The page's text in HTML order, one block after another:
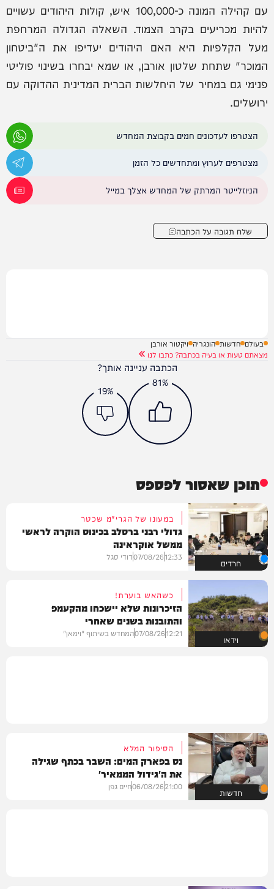
עם קהילה המונה כ-100,000 איש, קולות היהודים עשויים
להיות מכריעים בקרב הצמוד. השאלה הגדולה המרחפת
מעל הקלפיות היא האם היהודים יעדיפו את ה"ביטחון
המוכר" שתחת שלטון אורבן, או שמא יבחרו בשינוי פוליטי
פנימי גם במחיר של היחלשות הברית המדינית ההדוקה עם
ירושלים.
הצטרפו לעדכונים חמים בקבוצת המחדש
מצטרפים לערוץ ומתחדשים כל הזמן
הניוזלייטר המרתק של המחדש אצלך במייל
שלח תגובה על הכתבה
בעולם חדשות הונגריה ויקטור אורבן
מצאתם טעות או בעיה בכתבה? כתבו לנו
הכתבה עניינה אותך?
81%
19%
תוכן שאסור לפספס
חרדים
במעונו של הגרי"מ שכטר
גדולי רבני ברסלב בכינוס הוקרה לראשי
ממשל אוקראינה
12:33
07/08/26דודי סגל
וידאו
כשהאש בוערת!
הזיכרונות שלא יישכחו מהקעמפ
והתובנות בשנים שאחרי
12:21
07/08/26המחדש בשיתוף "וימאן"
חדשות
הסיפור המלא
נס בפארק המים: השבר בכתף שגילה
את ה'גידול הממאיר'
21:00
06/08/26חיים גפן